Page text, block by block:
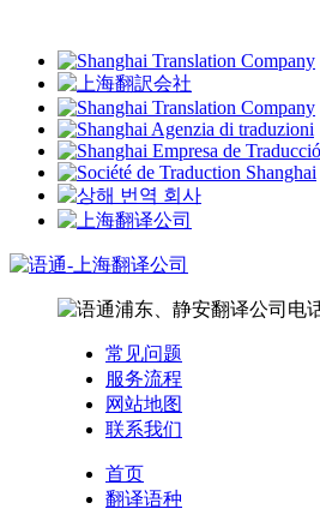
常见问题
服务流程
网站地图
联系我们
首页
翻译语种